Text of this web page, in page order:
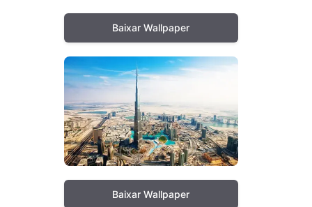
Baixar Wallpaper
Baixar Wallpaper